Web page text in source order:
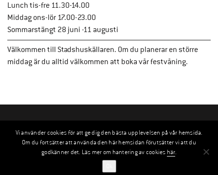
Lunch tis-fre 11.30-14.00
Middag ons-lör 17.00-23.00
Sommarstängt 28 juni -11 augusti
Välkommen till Stadshuskällaren. Om du planerar en större
middag är du alltid välkommen att boka vår festvåning.
Vi använder cookies för att ge dig den bästa upplevelsen på vår hemsida.
Om du fortsätter att använda den här hemsidan förutsätter vi att du
godkänner det. Läs mer om hantering av cookies här.